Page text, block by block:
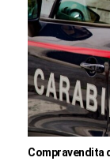
Compravendita